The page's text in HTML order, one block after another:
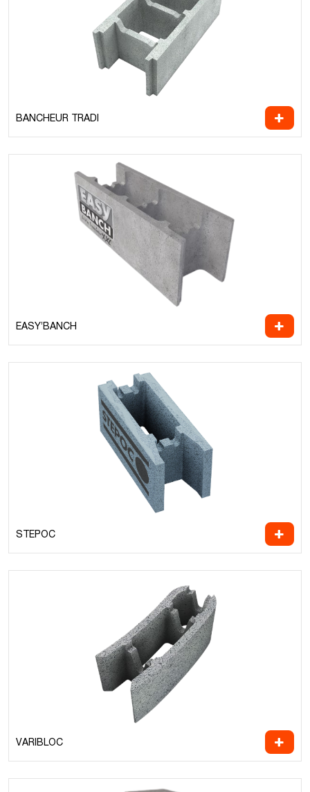
BANCHEUR TRADI
EASY’BANCH
STEPOC
VARIBLOC